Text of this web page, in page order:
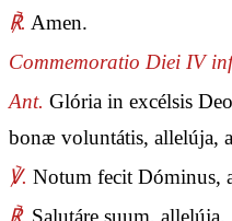
℟. Amen.
Commemoratio Diei IV
Ant. Glória in excélsis
bonæ voluntátis, allelúja,
℣. Notum fecit Dóminus,